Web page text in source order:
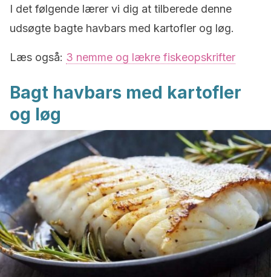
I det følgende lærer vi dig at tilberede denne
udsøgte bagte havbars med kartofler og løg.
Læs også: 3 nemme og lækre fiskeopskrifter
Bagt havbars med kartofler
og løg